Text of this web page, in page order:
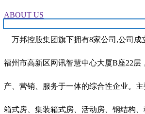
ABOUT US
万邦控股集团旗下拥有8家公司,公司成
福州市高新区网讯智慧中心大厦B座22层
产、营销、服务于一体的综合性企业。
箱式房、集装箱式房、活动房、钢结构